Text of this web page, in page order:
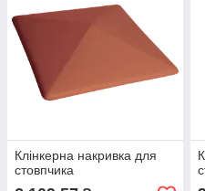
Клінкерна накривка для
стовпчика